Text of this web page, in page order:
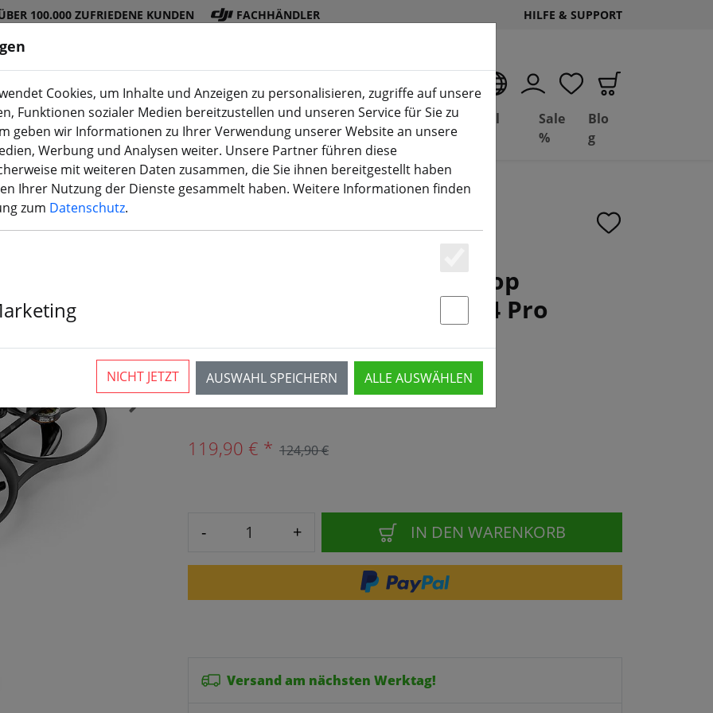
100.000 ZUFRIEDENE KUNDEN FACHHÄNDLER HILFE & SUPPORT
DJI
Shop
Akku
s
Propelle
r
Zubehö
r
3D
Druck(aktuelle Seite)
Deal
Depot
Basil
Sale
%
Blo
g
BetaFPV Pavo Pico II Whoop
Quadcopter für DJI O4 /O4 Pro
›
Mehr als 10 verfügbar
119,90 € * 124,90 €
- + IN DEN WARENKORB
Versand am nächsten Werktag!
Cookies, um Inhalte und Anzeigen zu personalisieren, zugriffe auf unsere
Funktionen sozialer Medien bereitzustellen und unseren Service für Sie zu
geben wir Informationen zu Ihrer Verwendung unserer Website an unsere
Werbung und Analysen weiter. Unsere Partner führen diese
mit weiteren Daten zusammen, die Sie ihnen bereitgestellt haben
Ihrer Nutzung der Dienste gesammelt haben. Weitere Informationen finden
zum Datenschutz.
Essenziell
AUSWAHL SPEICHERN ALLE AUSWÄHLEN
NICHT JETZT